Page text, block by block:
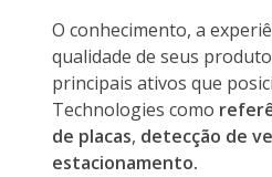
O conhecimento, a
qualidade de seus
principais ativos que
Technologies como
de placas, detecção de
estacionamento.